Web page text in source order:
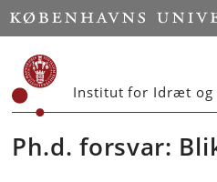
Start
Institut for Idræt og
Ph.d. forsvar: